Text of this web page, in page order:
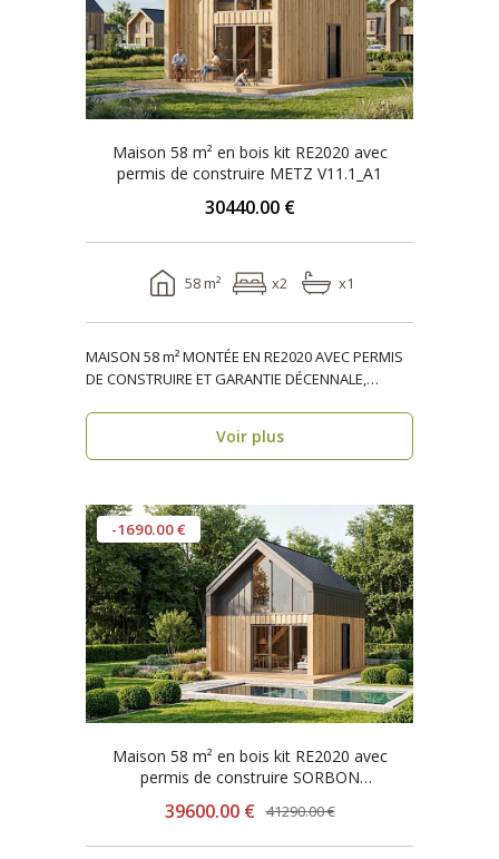
Maison 58 m² en bois kit RE2020 avec
permis de construire METZ V11.1_A1
30440.00 €
58 m² x2 x1
MAISON 58 m² MONTÉE EN RE2020 AVEC PERMIS
DE CONSTRUIRE ET GARANTIE DÉCENNALE,
Voir plus
-1690.00 €
Maison 58 m² en bois kit RE2020 avec
permis de construire SORBON
39600.00 € 41290.00 €